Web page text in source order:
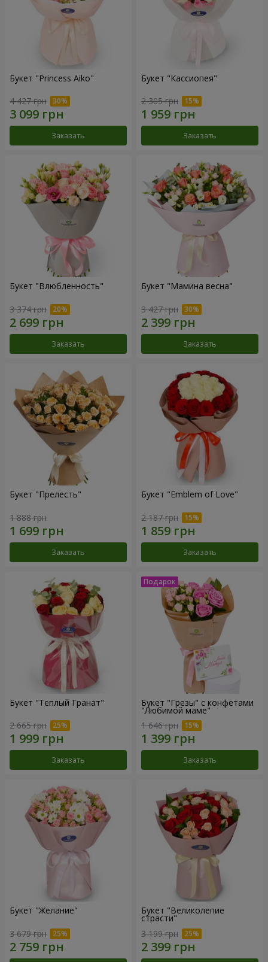
Букет "Princess Aiko"
4 427 грн
Заказать
Букет "Кассиопея"
2 305 грн
Заказать
Букет "Влюбленность"
3 374 грн
Заказать
Букет "Мамина весна"
3 427 грн
Заказать
Букет "Прелесть"
1 888 грн
Заказать
Букет "Emblem of Love"
2 187 грн
Заказать
Букет "Теплый Гранат"
2 665 грн
Заказать
Букет "Грезы" с конфетами
"Любимой маме"
1 646 грн
Заказать
Букет "Желание"
3 679 грн
Букет "Великолепие
страсти"
3 199 грн